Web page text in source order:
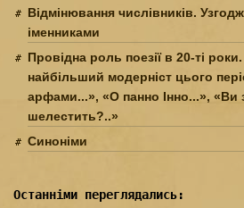
Відмінювання числівників.
іменниками
Провідна роль поезії в 20-ті
найбільший модерніст цього
арфами...», «О панно Інно...», «Ви
шелестить?..»
Синоніми
Останніми переглядались: